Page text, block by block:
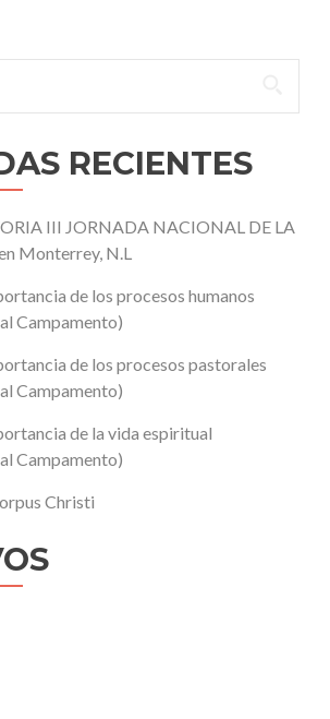
RECIENTES
III JORNADA NACIONAL DE LA
Monterrey, N.L
de los procesos humanos
Campamento)
de los procesos pastorales
Campamento)
de la vida espiritual
Campamento)
Christi